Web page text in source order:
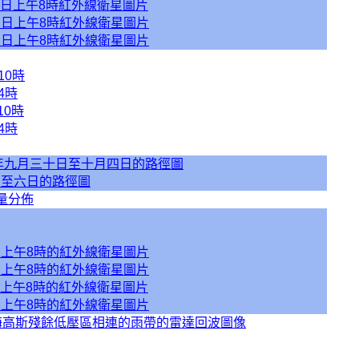
上午8時紅外線衛星圖片
上午8時紅外線衛星圖片
上午8時紅外線衛星圖片
時
時
時
時
月三十日至十月四日的路徑圖
六日的路徑圖
分佈
午8時的紅外線衛星圖片
午8時的紅外線衛星圖片
午8時的紅外線衛星圖片
午8時的紅外線衛星圖片
斯殘餘低壓區相連的雨帶的雷達回波圖像